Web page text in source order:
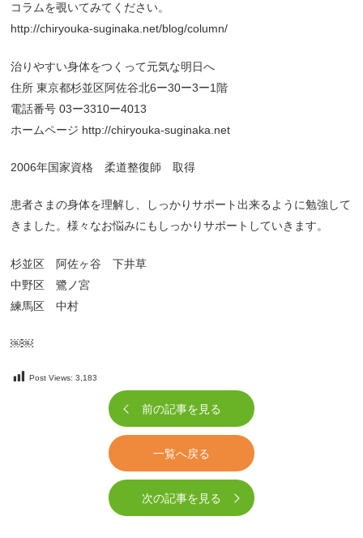
コラムを覗いてみてください。
http://chiryouka-suginaka.net/blog/column/
治りやすい身体をつくって元気な明日へ
住所 東京都杉並区阿佐谷北6ー30ー3ー1階
電話番号 03ー3310ー4013
ホームページ http://chiryouka-suginaka.net
2006年国家資格 柔道整復師 取得
患者さまの身体を理解し、しっかりサポート出来るように勉強して
きました。様々なお悩みにもしっかりサポートしていきます。
杉並区 阿佐ヶ谷 下井草
中野区 鷺ノ宮
練馬区 中村
￼￼
Post Views: 3,183
前の記事を見る
一覧へ戻る
次の記事を見る